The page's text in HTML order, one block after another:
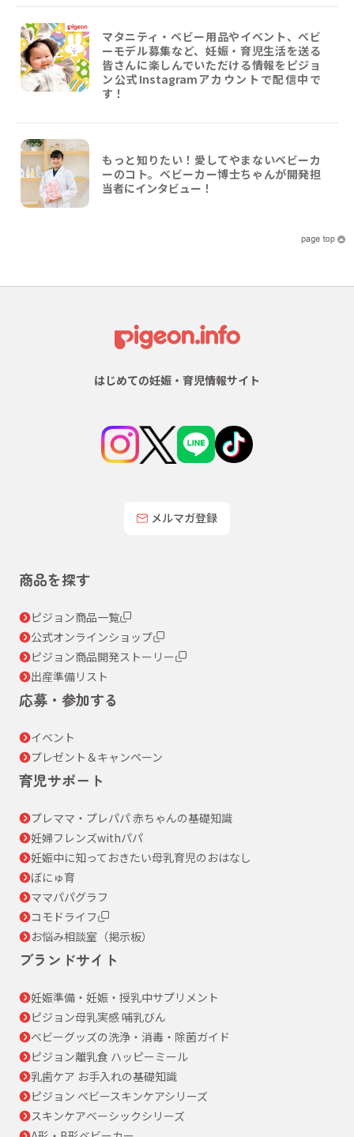
マタニティ・ベビー用品やイベント、ベビ
ーモデル募集など、妊娠・育児生活を送る
皆さんに楽しんでいただける情報をピジョ
ン公式Instagramアカウントで配信中で
す！
もっと知りたい！愛してやまないベビーカ
ーのコト。ベビーカー博士ちゃんが開発担
当者にインタビュー！
はじめての妊娠・育児情報サイト
メルマガ登録
商品を探す
ピジョン商品一覧
公式オンラインショップ
ピジョン商品開発ストーリー
出産準備リスト
応募・参加する
イベント
プレゼント＆キャンペーン
育児サポート
プレママ・プレパパ 赤ちゃんの基礎知識
妊婦フレンズwithパパ
妊娠中に知っておきたい母乳育児のおはなし
ぼにゅ育
ママパパグラフ
コモドライフ
お悩み相談室（掲示板）
ブランドサイト
妊娠準備・妊娠・授乳中サプリメント
ピジョン母乳実感 哺乳びん
ベビーグッズの洗浄・消毒・除菌ガイド
ピジョン離乳食 ハッピーミール
乳歯ケア お手入れの基礎知識
ピジョン ベビースキンケアシリーズ
スキンケアベーシックシリーズ